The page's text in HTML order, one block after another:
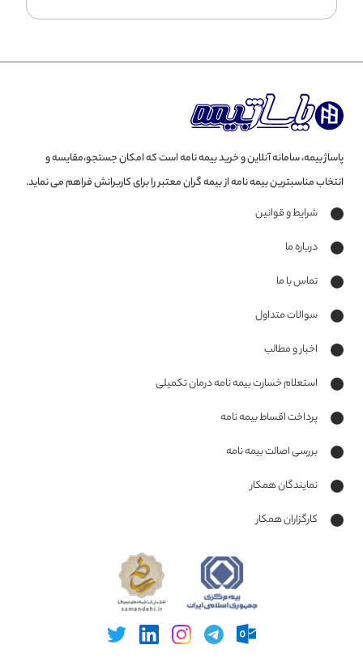
پاساژ بیمه، سامانه آنلاین و خرید بیمه نامه است که امکان جستجو،مقایسه و
انتخاب مناسبترین بیمه نامه از بیمه گران معتبر را برای کاربرانش فراهم می نماید.
شرایط و قوانین
درباره ما
تماس با ما
سوالات متداول
اخبار و مطالب
استعلام خسارت بیمه نامه درمان تکمیلی
پرداخت اقساط بیمه نامه
بررسی اصالت بیمه نامه
نمایندگان همکار
کارگزاران همکار